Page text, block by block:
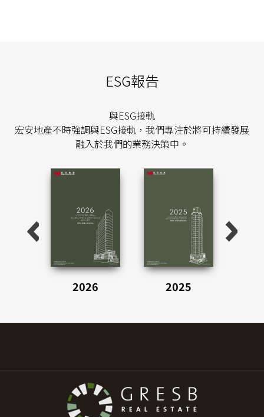
ESG報告
與ESG接軌
宏安地產不時強調與ESG接軌，我們專注於將可持續發展
融入於我們的業務決策中。
2026 2025